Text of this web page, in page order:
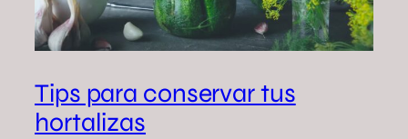
Tips para conservar tus
hortalizas